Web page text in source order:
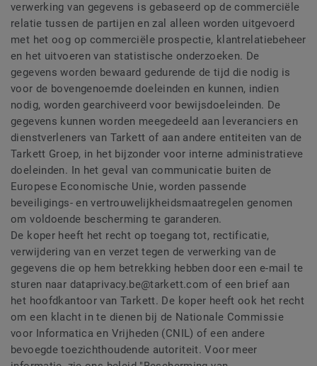
verwerking van gegevens is gebaseerd op de commerciële
relatie tussen de partijen en zal alleen worden uitgevoerd
met het oog op commerciële prospectie, klantrelatiebeheer
en het uitvoeren van statistische onderzoeken. De
gegevens worden bewaard gedurende de tijd die nodig is
voor de bovengenoemde doeleinden en kunnen, indien
nodig, worden gearchiveerd voor bewijsdoeleinden. De
gegevens kunnen worden meegedeeld aan leveranciers en
dienstverleners van Tarkett of aan andere entiteiten van de
Tarkett Groep, in het bijzonder voor interne administratieve
doeleinden. In het geval van communicatie buiten de
Europese Economische Unie, worden passende
beveiligings- en vertrouwelijkheidsmaatregelen genomen
om voldoende bescherming te garanderen.
De koper heeft het recht op toegang tot, rectificatie,
verwijdering van en verzet tegen de verwerking van de
gegevens die op hem betrekking hebben door een e-mail te
sturen naar dataprivacy.be@tarkett.com of een brief aan
het hoofdkantoor van Tarkett. De koper heeft ook het recht
om een klacht in te dienen bij de Nationale Commissie
voor Informatica en Vrijheden (CNIL) of een andere
bevoegde toezichthoudende autoriteit. Voor meer